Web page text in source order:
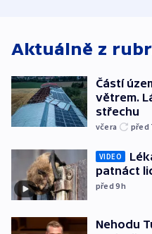
Aktuálně z
Částí
větrem.
střechu
včera před
VIDEO
patnáct
před 9h
Nehodu